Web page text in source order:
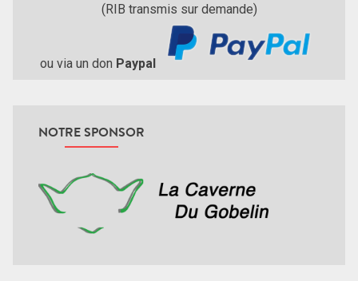
(RIB transmis sur demande)
ou via un don Paypal
NOTRE SPONSOR